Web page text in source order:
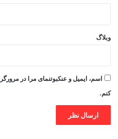
وبلاگ
اسم، ایمیل و عنکبوتنمای مرا در
کنم.